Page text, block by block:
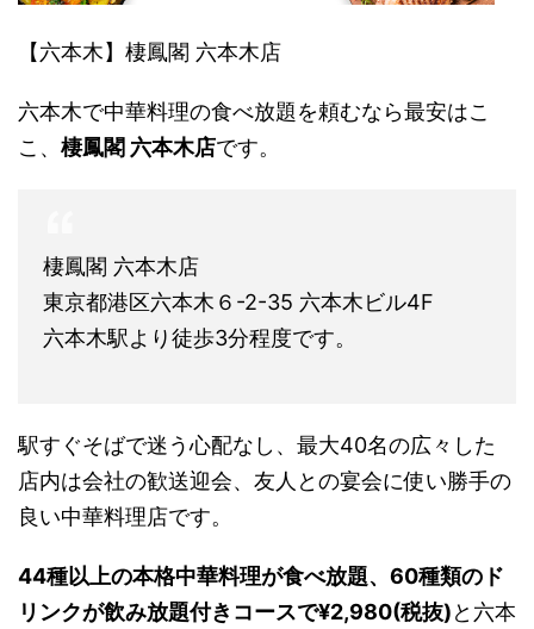
【六本木】棲鳳閣 六本木店
六本木で中華料理の食べ放題を頼むなら最安はこ
こ、 棲鳳閣 六本木店です。
棲鳳閣 六本木店
東京都港区六本木６-2-35 六本木ビル4F
六本木駅より徒歩3分程度です。
駅すぐそばで迷う心配なし、最大40名の広々した
店内は会社の歓送迎会、友人との宴会に使い勝手の
良い中華料理店です。
44種以上の本格中華料理が食べ放題、60種類のド
リンクが飲み放題付きコースで¥2,980(税抜)と六本